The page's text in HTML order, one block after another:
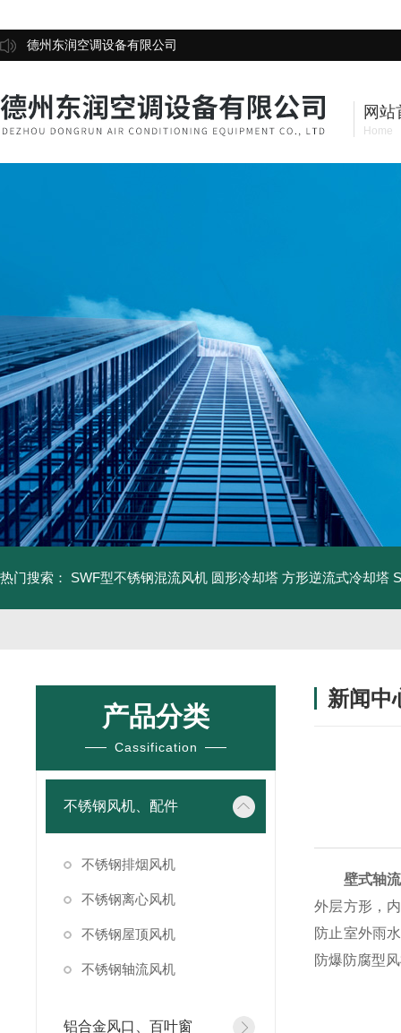
德州东润空调设备有限公司
网站
Home
热门搜索： SWF型不锈钢混流风机 圆形冷却塔 方形逆流式冷却塔
产品分类
Cassification
不锈钢风机、配件
不锈钢排烟风机
不锈钢离心风机
不锈钢屋顶风机
不锈钢轴流风机
铝合金风口、百叶窗
新闻中
壁式轴
外层方形，
防止室外雨
防爆防腐型